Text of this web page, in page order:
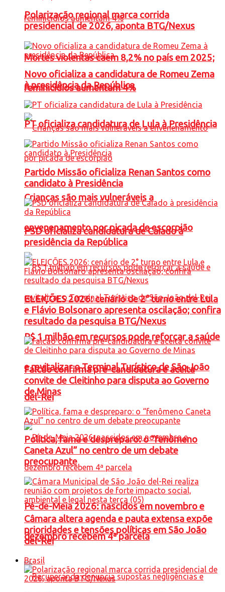
Mortes violentas caem 8,2% no país em 2025;
feminicídios aumentam 4%
Crianças são mais vulneráveis a
envenenamento por picada de escorpião
R$ 1 milhão em recursos pode reforçar a saúde
e revitalizar o Terminal Turístico de São João
del-Rei
Pé-de-Meia 2026: nascidos em novembro e
dezembro recebem 4ª parcela
Polarização regional marca corrida
presidencial de 2026, aponta BTG/Nexus
Novo oficializa a candidatura de Romeu Zema
à presidência da República
PT oficializa candidatura de Lula à Presidência
Partido Missão oficializa Renan Santos como
candidato à Presidência
PSD oficializa candidatura de Caiado à
presidência da República
ELEIÇÕES 2026: cenário de 2° turno entre Lula
e Flávio Bolsonaro apresenta oscilação; confira
resultado da pesquisa BTG/Nexus
Falcão confirma pré-candidatura e aceita
convite de Cleitinho para disputa ao Governo
de Minas
Política, fama e despreparo: o “fenômeno
Caneta Azul” no centro de um debate
preocupante
Câmara altera agenda e pauta extensa expõe
prioridades e tensões políticas em São João
del-Rei
Brasil